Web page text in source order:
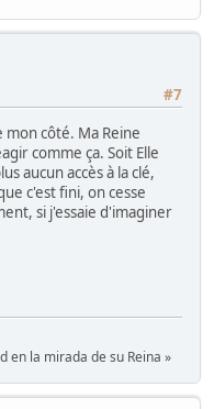
#7
mon côté. Ma Reine
comme ça. Soit Elle
aucun accès à la clé,
c'est fini, on cesse
si j'essaie d'imaginer
en la mirada de su Reina »